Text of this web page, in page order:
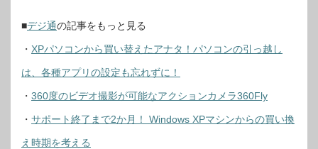
■デジ通の記事をもっと見る
・ XPパソコンから買い替えたアナタ！パソコンの引っ越し
は、各種アプリの設定も忘れずに！
・ 360度のビデオ撮影が可能なアクションカメラ360Fly
・ サポート終了まで2か月！ Windows XPマシンからの買い換
え時期を考える